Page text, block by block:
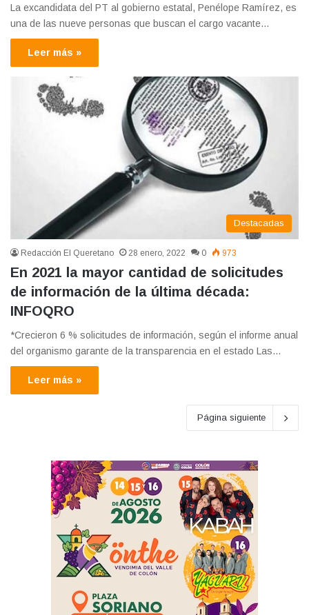
La excandidata del PT al gobierno estatal, Penélope Ramírez, es
una de las nueve personas que buscan el cargo vacante…
Leer más »
Destacadas
Redacción El Queretano 28 enero, 2022 0 973
En 2021 la mayor cantidad de solicitudes
de información de la última década:
INFOQRO
*Crecieron 6 % solicitudes de información, según el informe anual
del organismo garante de la transparencia en el estado Las…
Leer más »
Página siguiente